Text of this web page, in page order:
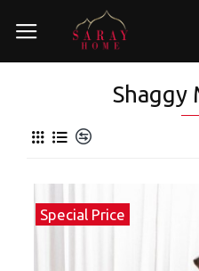
Shaggy
Special Price